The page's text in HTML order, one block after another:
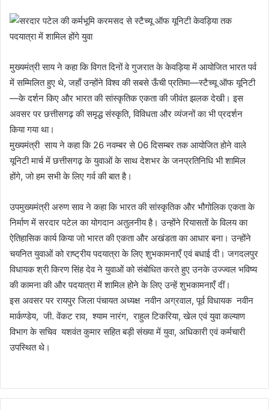
मुख्यमंत्री साय ने कहा कि विगत दिनों वे गुजरात के केवड़िया में आयोजित भारत पर्व
में सम्मिलित हुए थे, जहाँ उन्होंने विश्व की सबसे ऊँची प्रतिमा—स्टैच्यू ऑफ यूनिटी
—के दर्शन किए और भारत की सांस्कृतिक एकता की जीवंत झलक देखी। इस
अवसर पर छत्तीसगढ़ की समृद्ध संस्कृति, विविधता और व्यंजनों का भी प्रदर्शन
किया गया था।
मुख्यमंत्री साय ने कहा कि 26 नवम्बर से 06 दिसम्बर तक आयोजित होने वाले
यूनिटी मार्च में छत्तीसगढ़ के युवाओं के साथ देशभर के जनप्रतिनिधि भी शामिल
होंगे, जो हम सभी के लिए गर्व की बात है।
उपमुख्यमंत्री अरुण साव ने कहा कि भारत की सांस्कृतिक और भौगोलिक एकता के
निर्माण में सरदार पटेल का योगदान अतुलनीय है। उन्होंने रियासतों के विलय का
ऐतिहासिक कार्य किया जो भारत की एकता और अखंडता का आधार बना। उन्होंने
चयनित युवाओं को राष्ट्रीय पदयात्रा के लिए शुभकामनाएँ एवं बधाई दी। जगदलपुर
विधायक श्री किरण सिंह देव ने युवाओं को संबोधित करते हुए उनके उज्ज्वल भविष्य
की कामना की और पदयात्रा में शामिल होने के लिए उन्हें शुभकामनाएँ दीं।
इस अवसर पर रायपुर जिला पंचायत अध्यक्ष नवीन अग्रवाल, पूर्व विधायक नवीन
मार्कण्डेय, जी. वेंकट राव, श्याम नारंग, राहुल टिकरिया, खेल एवं युवा कल्याण
विभाग के सचिव यशवंत कुमार सहित बड़ी संख्या में युवा, अधिकारी एवं कर्मचारी
उपस्थित थे।